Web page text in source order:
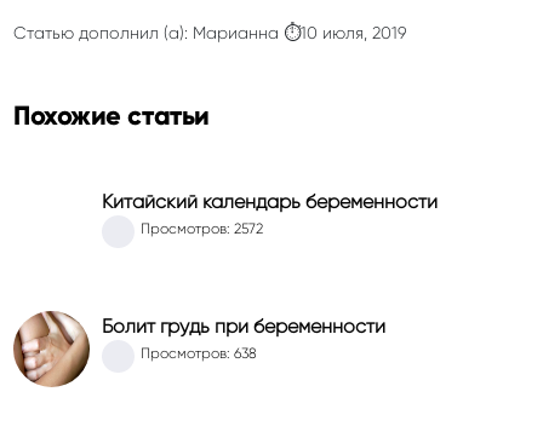
Статью дополнил (а): Марианна ⏱10 июля, 2019
Похожие статьи
Китайский календарь беременности
Просмотров: 2572
Болит грудь при беременности
Просмотров: 638